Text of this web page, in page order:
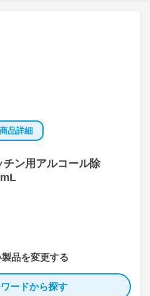
商品詳細
チン用アルコール除
品を変更する
ードから探す